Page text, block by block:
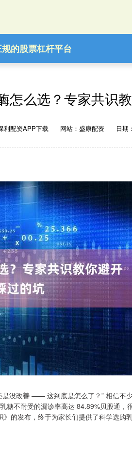
的股票杠杆平台
怎么选？专家共识
利配资APP下载 网站：盛康配资 日期
没改善 —— 这到底是怎么了？” 相信不
糖不耐受的漏诊率高达 84.89%贝股通，
的发布，终于为家长们提供了科学选购